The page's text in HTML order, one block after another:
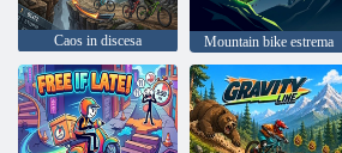
Caos in discesa Mountain bike estrema